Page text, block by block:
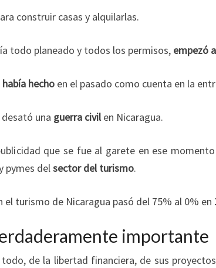
construir casas y alquilarlas.
todo planeado y todos los permisos, empezó
había hecho en el pasado como cuenta en la
desató una guerra civilen Nicaragua.
que se fue al garete en ese
pymes delsector del turismo.
el turismo de Nicaragua pasó del 75% al 0% en
importante
de la libertad financiera, de sus